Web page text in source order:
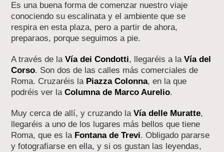
Es una buena forma de comenzar nuestro viaje
conociendo su escalinata y el ambiente que se
respira en esta plaza, pero a partir de ahora,
preparaos, porque seguimos a pie.
A través de laVía dei Condotti, llegaréis a laVía del
Corso. Son dos de las calles más comerciales de
Roma. Cruzaréis la Piazza Colonna, en la que
podréis ver laColumna de Marco Aurelio.
Muy cerca de allí, y cruzando laVía delle Muratte,
llegaréis a uno de los lugares más bellos que tiene
Roma, que es la Fontana de Trevi. Obligado pararse
y fotografiarse en ella, y si os gustan las leyendas,